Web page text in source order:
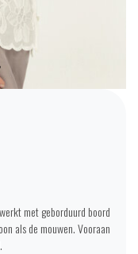
met geborduurd boord
als de mouwen. Vooraan